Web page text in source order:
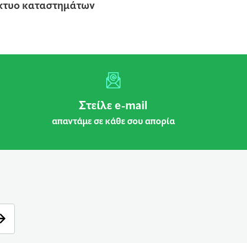
καταστημάτων
Στείλε e-mail
απαντάμε σε κάθε σου απορία